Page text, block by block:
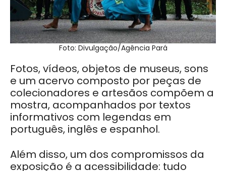
Foto: Divulgação/Agência Pará
Fotos, vídeos, objetos de museus, sons
e um acervo composto por peças de
colecionadores e artesãos compõem a
mostra, acompanhados por textos
informativos com legendas em
português, inglês e espanhol.
Além disso, um dos compromissos da
exposição é a acessibilidade: tudo